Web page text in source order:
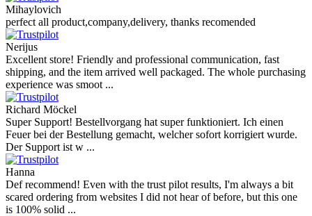
Mihaylovich
perfect all product,company,delivery, thanks recomended
Nerijus
Excellent store! Friendly and professional communication, fast
shipping, and the item arrived well packaged. The whole purchasing
experience was smoot ...
Richard Möckel
Super Support! Bestellvorgang hat super funktioniert. Ich einen
Feuer bei der Bestellung gemacht, welcher sofort korrigiert wurde.
Der Support ist w ...
Hanna
Def recommend! Even with the trust pilot results, I'm always a bit
scared ordering from websites I did not hear of before, but this one
is 100% solid ...